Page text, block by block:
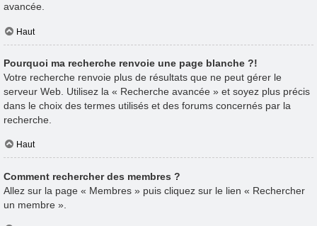
avancée.
Haut
Pourquoi ma recherche renvoie une page blanche ?!
Votre recherche renvoie plus de résultats que ne peut gérer le
serveur Web. Utilisez la « Recherche avancée » et soyez plus précis
dans le choix des termes utilisés et des forums concernés par la
recherche.
Haut
Comment rechercher des membres ?
Allez sur la page « Membres » puis cliquez sur le lien « Rechercher
un membre ».